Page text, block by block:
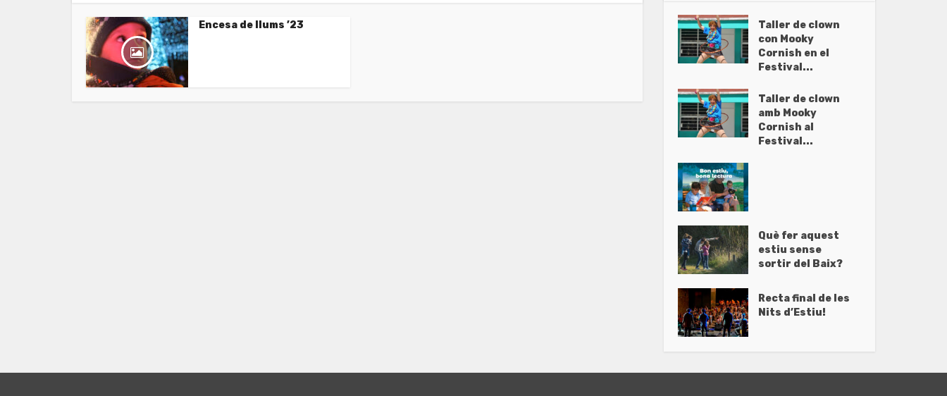
Encesa de llums ’23
Taller de clown
con Mooky
Cornish en el
Festival...
Taller de clown
amb Mooky
Cornish al
Festival...
Què fer aquest
estiu sense
sortir del Baix?
Recta final de les
Nits d’Estiu!